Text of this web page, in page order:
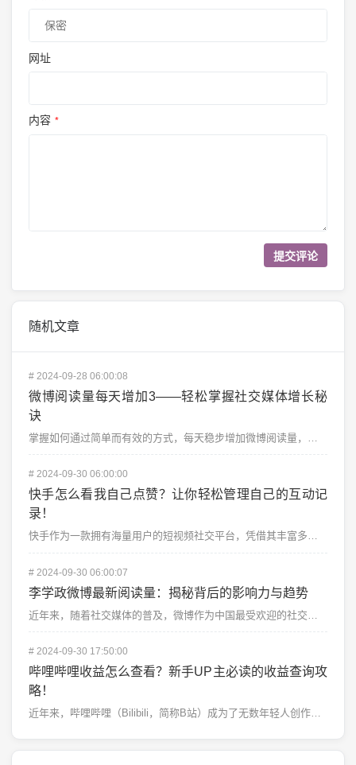
网址
内容 *
随机文章
# 2024-09-28 06:00:08
微博阅读量每天增加3——轻松掌握社交媒体增长秘
诀
# 2024-09-30 06:00:00
快手怎么看我自己点赞？让你轻松管理自己的互动记
录！
快手作为一款拥有海量用户的短视频社交平台，凭借其丰富多彩的内容和高度互动性，深受用户喜爱。每天都有成...
# 2024-09-30 06:00:07
李学政微博最新阅读量：揭秘背后的影响力与趋势
# 2024-09-30 17:50:00
哔哩哔哩收益怎么查看？新手UP主必读的收益查询攻
略！
近年来，哔哩哔哩（Bilibili，简称B站）成为了无数年轻人创作和分享内容的重要平台。无论是搞笑视...